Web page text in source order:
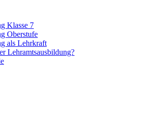
Klasse 7
Oberstufe
als Lehrkraft
Lehramtsausbildung?